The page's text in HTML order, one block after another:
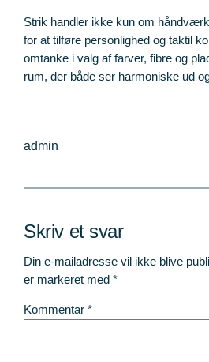
Strik handler ikke kun om
for at tilføre personlighed og taktil
omtanke i valg af farver, fibre og
rum, der både ser harmoniske ud
admin
Skriv et svar
Din e-mailadresse vil ikke blive
er markeret med*
Kommentar*